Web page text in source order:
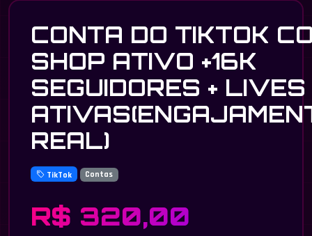
CONTA DO TIKTOK
SHOP ATIVO +16K
SEGUIDORES + LIVES
REAL)
TikTok Contas
R$ 320,00